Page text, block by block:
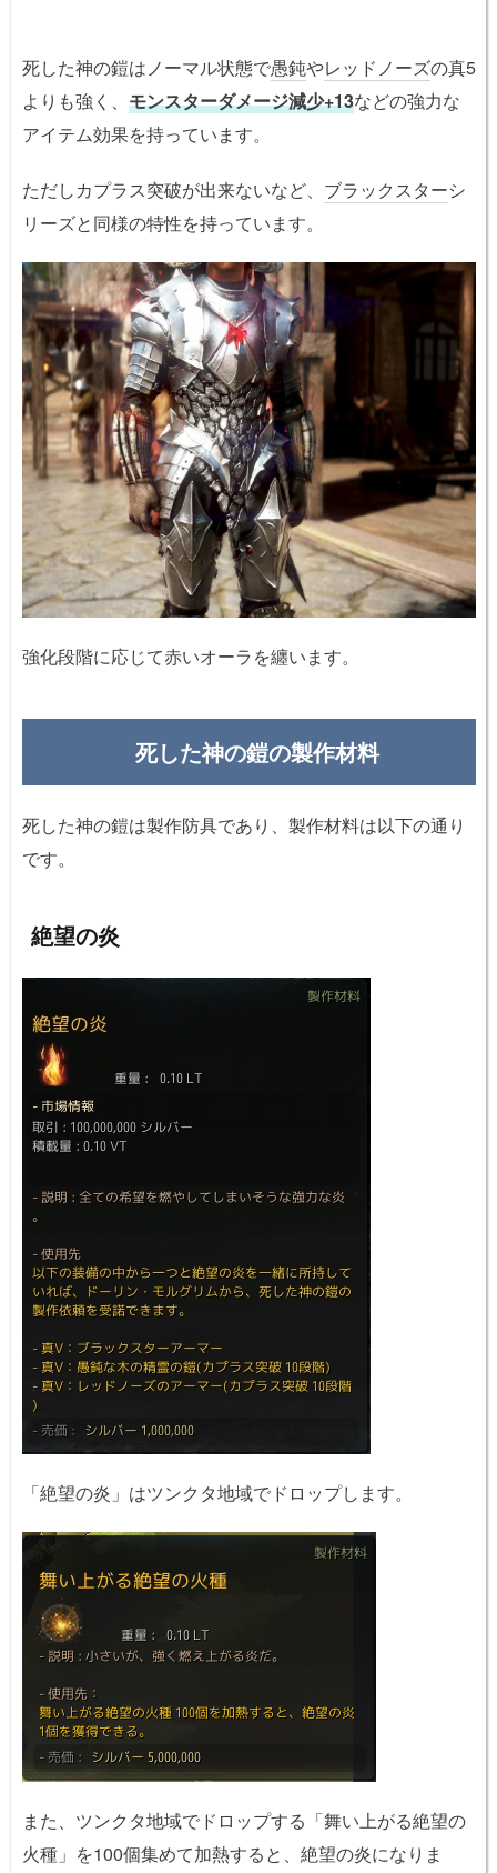
死した神の鎧はノーマル状態で愚鈍やレッドノーズの真5
よりも強く、 モンスターダメージ減少+13などの強力な
アイテム効果を持っています。
ただしカプラス突破が出来ないなど、 ブラックスターシ
リーズと同様の特性を持っています。
強化段階に応じて赤いオーラを纏います。
死した神の鎧の製作材料
死した神の鎧は製作防具であり、製作材料は以下の通り
です。
絶望の炎
「絶望の炎」はツンクタ地域でドロップします。
また、ツンクタ地域でドロップする「舞い上がる絶望の
火種」を100個集めて加熱すると、絶望の炎になりま